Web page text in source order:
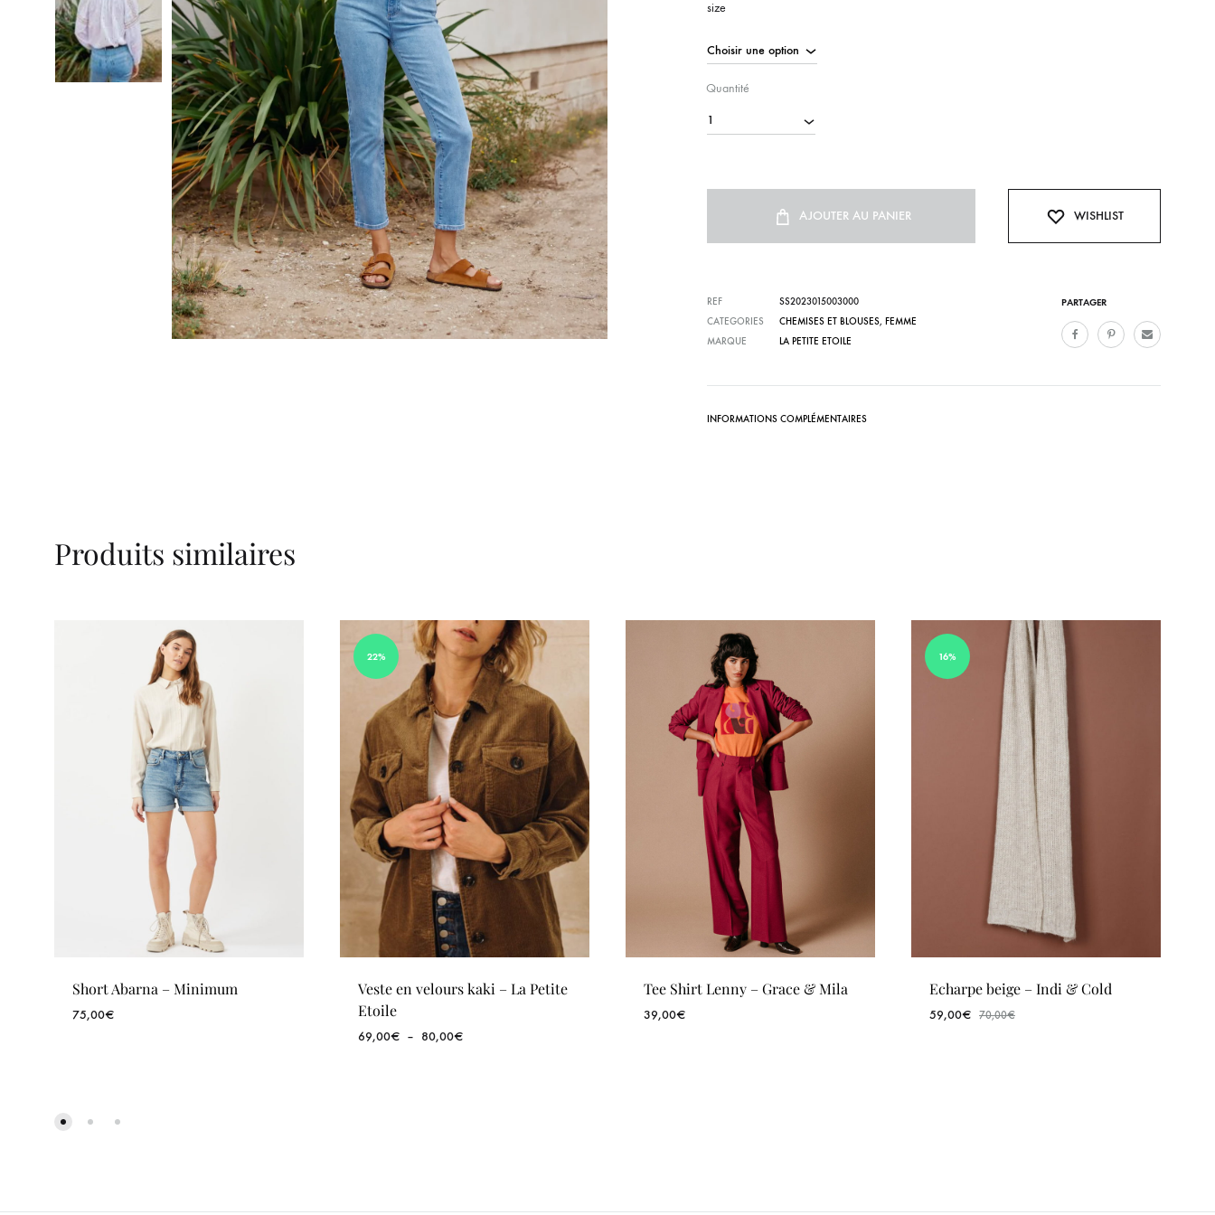
Combi et Combishort
Body
size
Quantité
1
AJOUTER AU PANIER WISHLIST
PARTAGER
REF
SS2023015003000
CATEGORIES
CHEMISES ET BLOUSES, FEMME
MARQUE
LA PETITE ETOILE
INFORMATIONS COMPLÉMENTAIRES
Produits similaires
Short Abarna – Minimum
75,00€
22%
Veste en velours kaki – La Petite
Etoile
69,00€ – 80,00€Plage
Tee Shirt Lenny – Grace & Mila
39,00€
16%
Echarpe beige – Indi & Cold
59,00€ 70,00€